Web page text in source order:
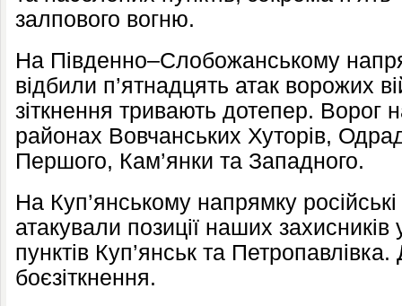
залпового вогню.
На Південно–Слобожанському
відбили п’ятнадцять атак ворожих
зіткнення тривають дотепер. Ворог
районах Вовчанських Хуторів,
Першого, Кам’янки та Западного.
На Куп’янському напрямку російські
атакували позиції наших
пунктів Куп’янськ та
боєзіткнення.